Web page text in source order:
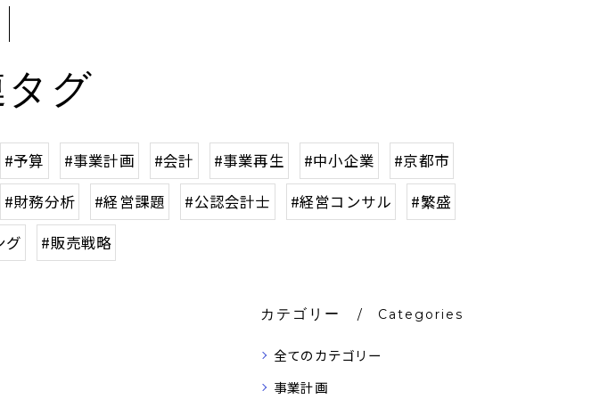
グ
#予算 #事業計画 #会計 #事業再生 #中小企業
#京都市
#財務分析 #経営課題 #公認会計士 #経営コンサル
#繁盛
グ
#販売戦略
カテゴリー Categories
全てのカテゴリー
事業計画